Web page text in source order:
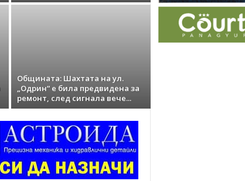
Общината: Шахтата на ул.
„Одрин“ е била предвидена за
ремонт, след сигнала вече...